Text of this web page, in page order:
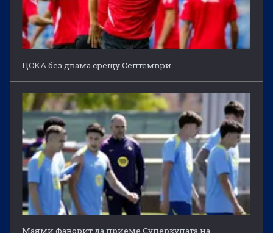
ЦСКА без двама срещу Септември
Маями фаворит да приеме Суперкупата на